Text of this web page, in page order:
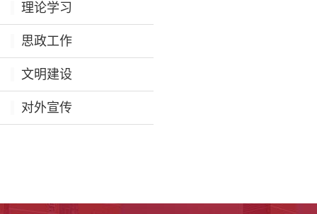
理论学习
思政工作
文明建设
对外宣传